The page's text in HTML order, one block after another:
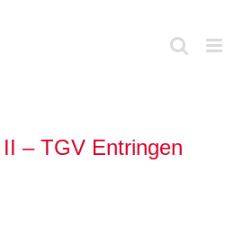
– TGV Entringen